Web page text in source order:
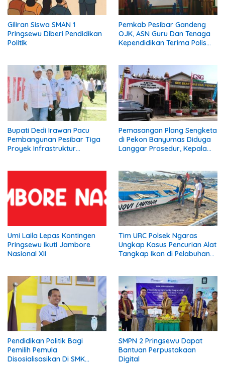
Giliran Siswa SMAN 1
Pringsewu Diberi Pendidikan
Politik
Pemkab Pesibar Gandeng
OJK, ASN Guru Dan Tenaga
Kependidikan Terima Polis
Bupati Dedi Irawan Pacu
Pembangunan Pesibar Tiga
Proyek Infrastruktur
Pemasangan Plang Sengketa
di Pekon Banyumas Diduga
Langgar Prosedur, Kepala
Umi Laila Lepas Kontingen
Pringsewu Ikuti Jambore
Nasional XII
Tim URC Polsek Ngaras
Ungkap Kasus Pencurian Alat
Tangkap Ikan di Pelabuhan
Pendidikan Politik Bagi
Pemilih Pemula
Disosialisasikan Di SMK
SMPN 2 Pringsewu Dapat
Bantuan Perpustakaan
Digital